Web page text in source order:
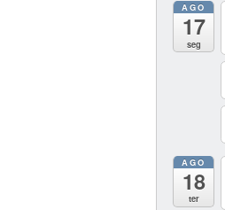
AGO
17
seg
AGO
18
ter